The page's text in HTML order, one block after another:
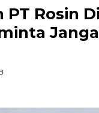
Rosin